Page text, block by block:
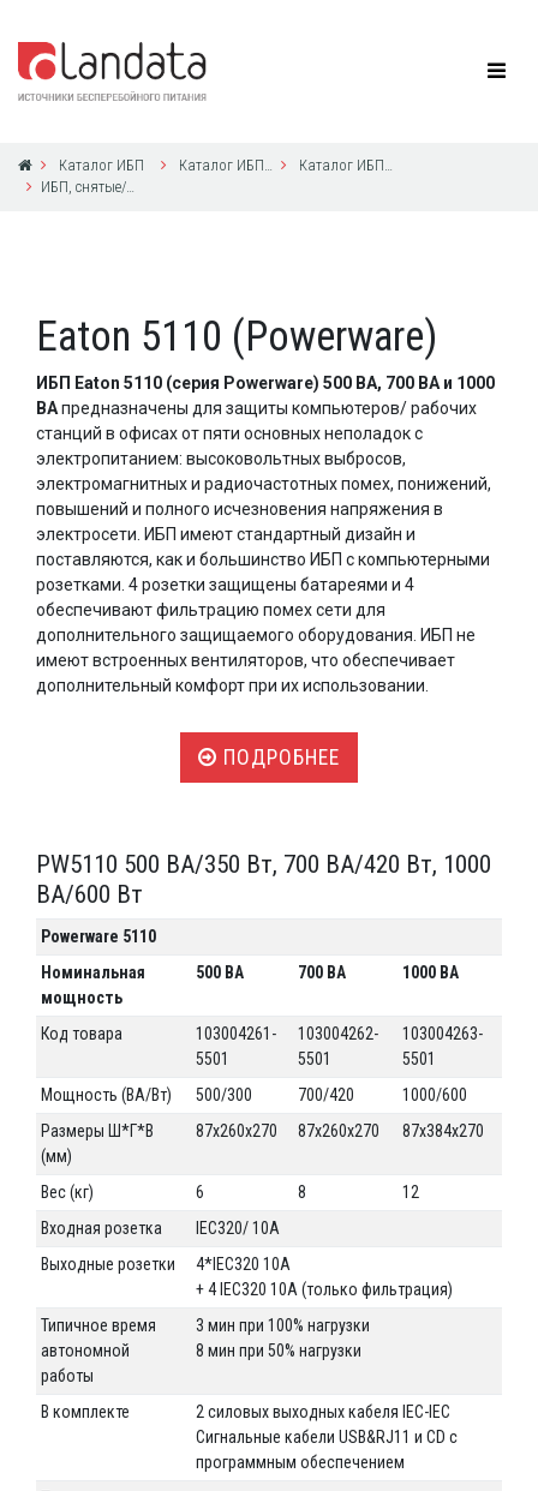
Каталог ИБП Каталог ИБП Eaton Powerware
Каталог ИБП Eaton Powerware
ИБП, снятые/снимаемые Eaton Powerware с производства в 2004-2019 годах
Eaton 5110 (Powerware)
ИБП Eaton 5110 (серия Powerware) 500 ВА, 700 ВА и 1000
ВАпредназначены для защиты компьютеров/ рабочих
станций в офисах от пяти основных неполадок с
электропитанием: высоковольтных выбросов,
электромагнитных и радиочастотных помех, понижений,
повышений и полного исчезновения напряжения в
электросети. ИБП имеют стандартный дизайн и
поставляются, как и большинство ИБП с компьютерными
розетками. 4 розетки защищены батареями и 4
обеспечивают фильтрацию помех сети для
дополнительного защищаемого оборудования. ИБП не
имеют встроенных вентиляторов, что обеспечивает
дополнительный комфорт при их использовании.
ПОДРОБНЕЕ
PW5110 500 ВА/350 Вт, 700 ВА/420 Вт, 1000
ВА/600 Вт
Powerware 5110
Номинальная
мощность
500 ВА 700 ВА 1000 ВА
Код товара
103004261-
5501
103004262-
5501
103004263-
5501
Мощность (ВА/Вт)
500/300 700/420
1000/600
Размеры Ш*Г*В
(мм)
87x260x270 87x260x270 87x384x270
Вес (кг) 6 8
12
Входная розетка
IEC320/ 10A
Выходные розетки
4*IEC320 10A
+ 4 IEC320 10A (только фильтрация)
Типичное время
автономной
работы
3 мин при 100% нагрузки
8 мин при 50% нагрузки
В комплекте
2 силовых выходных кабеля IEC-IEC
Сигнальные кабели USB&RJ11 и CD с
программным обеспечением